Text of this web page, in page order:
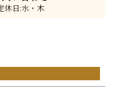
休日:水・木